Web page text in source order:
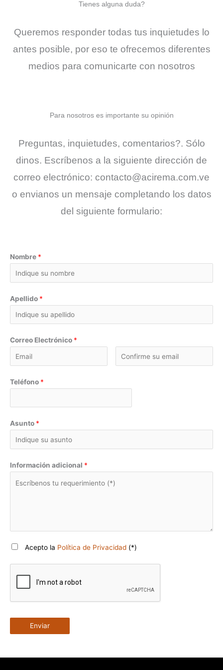
Tienes alguna duda?
Queremos responder todas tus inquietudes lo
antes posible, por eso te ofrecemos diferentes
medios para comunicarte con nosotros
Para nosotros es importante su opinión
Preguntas, inquietudes, comentarios?. Sólo
dinos. Escríbenos a la siguiente dirección de
correo electrónico: contacto@acirema.com.ve
o envianos un mensaje completando los datos
del siguiente formulario:
Nombre *
Apellido *
Correo Electrónico *
Teléfono *
Asunto *
Información adicional *
Acepto la Política de Privacidad (*)
Enviar